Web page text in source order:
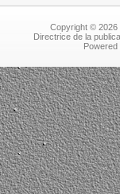
Copyright © 2026
Directrice de la